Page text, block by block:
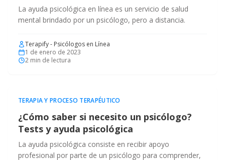
La ayuda psicológica en línea es un servicio de salud
mental brindado por un psicólogo, pero a distancia.
Terapify - Psicólogos en Línea
1 de enero de 2023
2 min de lectura
TERAPIA Y PROCESO TERAPÉUTICO
¿Cómo saber si necesito un psicólogo?
Tests y ayuda psicológica
La ayuda psicológica consiste en recibir apoyo
profesional por parte de un psicólogo para comprender,